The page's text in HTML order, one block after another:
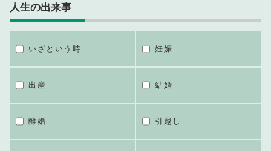
人生の出来事
いざという時 妊娠
出産 結婚
離婚 引越し